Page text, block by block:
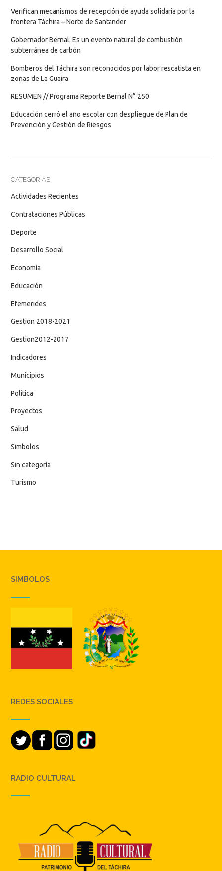
Verifican mecanismos de recepción de ayuda solidaria por la
frontera Táchira – Norte de Santander
Gobernador Bernal: Es un evento natural de combustión
subterránea de carbón
Bomberos del Táchira son reconocidos por labor rescatista en
zonas de La Guaira
RESUMEN // Programa Reporte Bernal N° 250
Educación cerró el año escolar con despliegue de Plan de
Prevención y Gestión de Riesgos
CATEGORÍAS
Actividades Recientes
Contrataciones Públicas
Deporte
Desarrollo Social
Economía
Educación
Efemerides
Gestion 2018-2021
Gestion2012-2017
Indicadores
Municipios
Política
Proyectos
Salud
Simbolos
Sin categoría
Turismo
SIMBOLOS
REDES SOCIALES
RADIO CULTURAL